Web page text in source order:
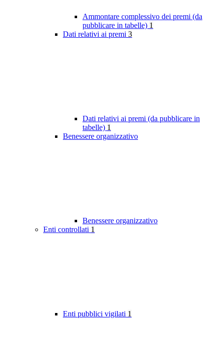
Ammontare complessivo dei premi (da
pubblicare in tabelle) 1
Dati relativi ai premi 3
Dati relativi ai premi (da pubblicare in
tabelle) 1
Benessere organizzativo
Benessere organizzativo
Enti controllati 1
Enti pubblici vigilati 1